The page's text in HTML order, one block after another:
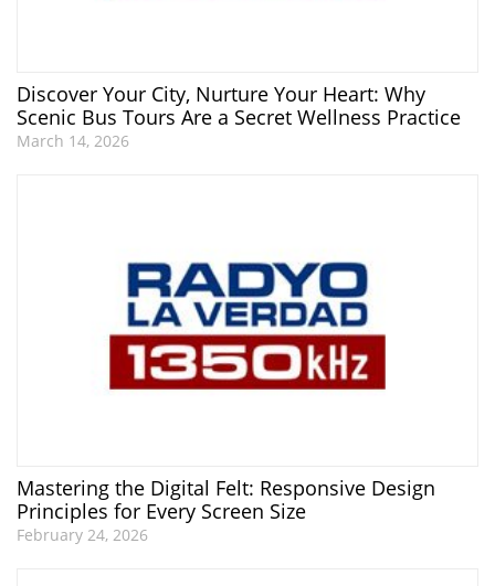
Discover Your City, Nurture Your Heart: Why
Scenic Bus Tours Are a Secret Wellness Practice
March 14, 2026
Mastering the Digital Felt: Responsive Design
Principles for Every Screen Size
February 24, 2026